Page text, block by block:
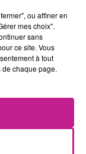
du Centre
technique
à
ou affiner en
mes choix".
sans
ce site. Vous
à tout
chaque page.